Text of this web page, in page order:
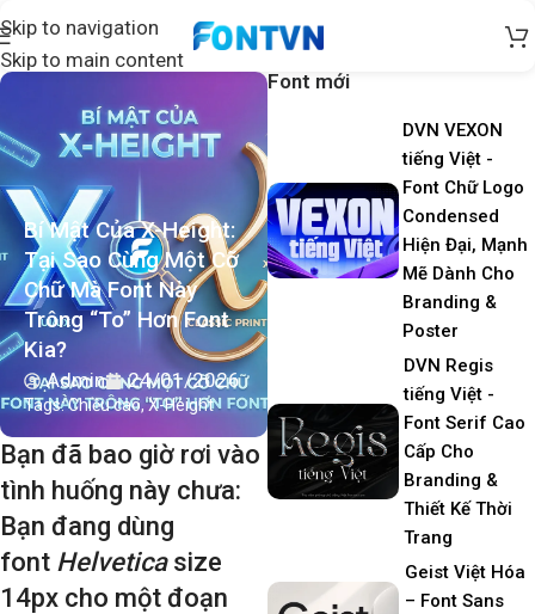
Skip to navigation
Skip to main content
Bí Mật Của X-Height:
Tại Sao Cùng Một Cỡ
Chữ Mà Font Này
Trông “To” Hơn Font
Kia?
Admin 24/01/2026
Tags:Chiều cao,X-Height
Bạn đã bao giờ rơi vào
tình huống này chưa:
Bạn đang dùng
font Helveticasize
14px cho một đoạn
Font mới
DVN VEXON
tiếng Việt -
Font Chữ Logo
Condensed
Hiện Đại, Mạnh
Mẽ Dành Cho
Branding &
Poster
DVN Regis
tiếng Việt -
Font Serif Cao
Cấp Cho
Branding &
Thiết Kế Thời
Trang
Geist Việt Hóa
– Font Sans